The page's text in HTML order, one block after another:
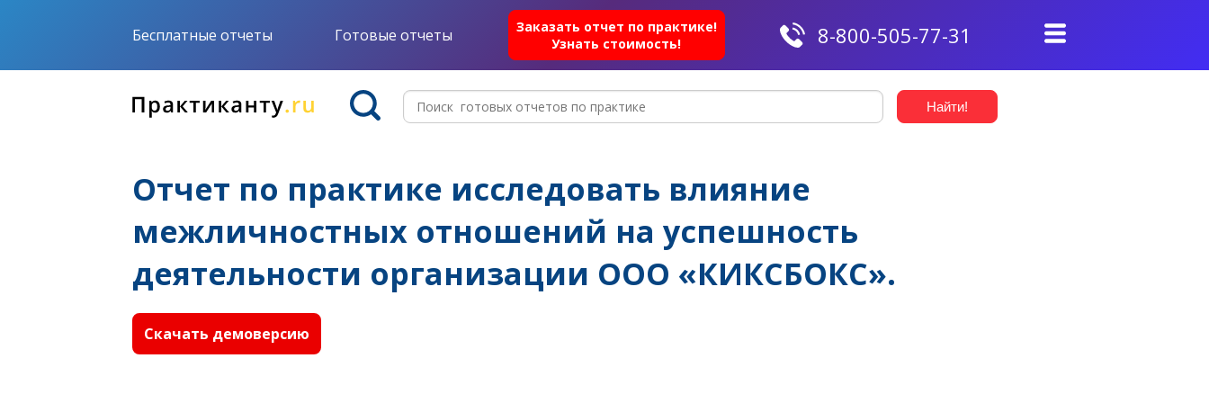
Бесплатные отчеты Готовые отчеты
Заказать отчет по практике!
Узнать стоимость!
8-800-505-77-31
Отчет по практике исследовать влияние
межличностных отношений на успешность
деятельности организации OOO «КИКСБОКС».
Скачать демоверсию